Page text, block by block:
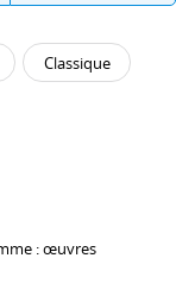
Classique
: œuvres